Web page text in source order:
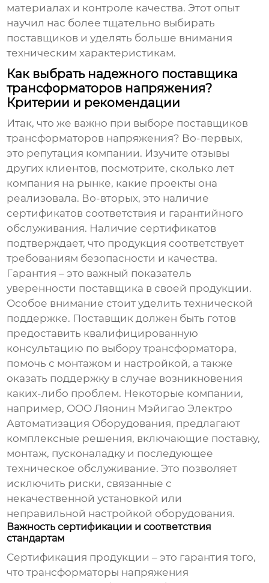
материалах и контроле качества. Этот опыт
научил нас более тщательно выбирать
поставщиков и уделять больше внимания
техническим характеристикам.
Как выбрать надежного поставщика
трансформаторов напряжения?
Критерии и рекомендации
Итак, что же важно при выборе поставщиков
трансформаторов напряжения? Во-первых,
это репутация компании. Изучите отзывы
других клиентов, посмотрите, сколько лет
компания на рынке, какие проекты она
реализовала. Во-вторых, это наличие
сертификатов соответствия и гарантийного
обслуживания. Наличие сертификатов
подтверждает, что продукция соответствует
требованиям безопасности и качества.
Гарантия – это важный показатель
уверенности поставщика в своей продукции.
Особое внимание стоит уделить технической
поддержке. Поставщик должен быть готов
предоставить квалифицированную
консультацию по выбору трансформатора,
помочь с монтажом и настройкой, а также
оказать поддержку в случае возникновения
каких-либо проблем. Некоторые компании,
например, ООО Ляонин Мэйигао Электро
Автоматизация Оборудования, предлагают
комплексные решения, включающие поставку,
монтаж, пусконаладку и последующее
техническое обслуживание. Это позволяет
исключить риски, связанные с
некачественной установкой или
неправильной настройкой оборудования.
Важность сертификации и соответствия
стандартам
Сертификация продукции – это гарантия того,
чтотрансформаторы напряжения